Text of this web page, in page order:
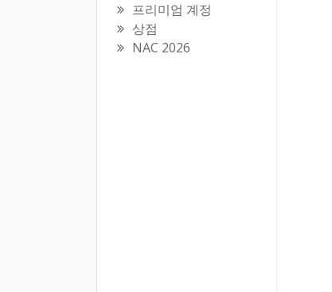
프리미엄 계정
상점
NAC 2026